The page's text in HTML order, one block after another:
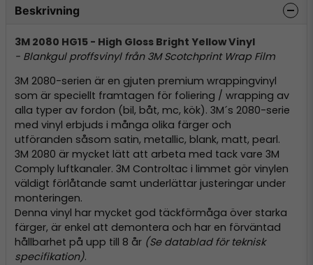
Beskrivning
3M 2080 HG15 - High Gloss Bright Yellow Vinyl
- Blankgul proffsvinyl från 3M Scotchprint Wrap Film
3M 2080-serien är en gjuten premium wrappingvinyl
som är speciellt framtagen för foliering / wrapping av
alla typer av fordon (bil, båt, mc, kök). 3M´s 2080-serie
med vinyl erbjuds i många olika färger och
utföranden såsom satin, metallic, blank, matt, pearl.
3M 2080 är mycket lätt att arbeta med tack vare 3M
Comply luftkanaler. 3M Controltac i limmet gör vinylen
väldigt förlåtande samt underlättar justeringar under
monteringen.
Denna vinyl har mycket god täckförmåga över starka
färger, är enkel att demontera och har en förväntad
hållbarhet på upp till 8 år (Se datablad för teknisk
specifikation).